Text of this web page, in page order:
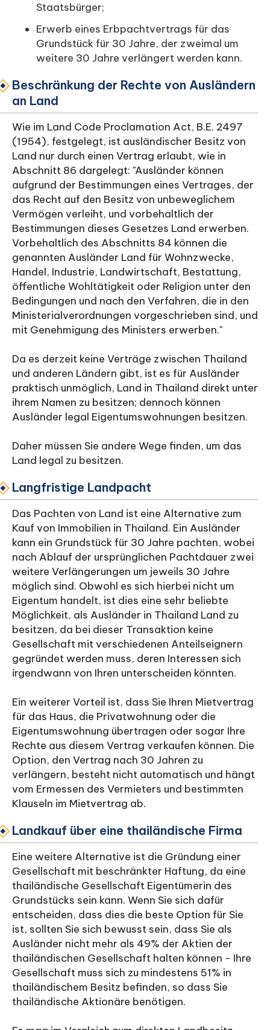
Staatsbürger;
Erwerb eines Erbpachtvertrags für das
Grundstück für 30 Jahre, der zweimal um
weitere 30 Jahre verlängert werden kann.
Beschränkung der Rechte von Ausländern
an Land
Wie im Land Code Proclamation Act, B.E. 2497
(1954), festgelegt, ist ausländischer Besitz von
Land nur durch einen Vertrag erlaubt, wie in
Abschnitt 86 dargelegt: "Ausländer können
aufgrund der Bestimmungen eines Vertrages, der
das Recht auf den Besitz von unbeweglichem
Vermögen verleiht, und vorbehaltlich der
Bestimmungen dieses Gesetzes Land erwerben.
Vorbehaltlich des Abschnitts 84 können die
genannten Ausländer Land für Wohnzwecke,
Handel, Industrie, Landwirtschaft, Bestattung,
öffentliche Wohltätigkeit oder Religion unter den
Bedingungen und nach den Verfahren, die in den
Ministerialverordnungen vorgeschrieben sind, und
mit Genehmigung des Ministers erwerben."
Da es derzeit keine Verträge zwischen Thailand
und anderen Ländern gibt, ist es für Ausländer
praktisch unmöglich, Land in Thailand direkt unter
ihrem Namen zu besitzen; dennoch können
Ausländer legal Eigentumswohnungen besitzen.
Daher müssen Sie andere Wege finden, um das
Land legal zu besitzen.
Langfristige Landpacht
Das Pachten von Land ist eine Alternative zum
Kauf von Immobilien in Thailand. Ein Ausländer
kann ein Grundstück für 30 Jahre pachten, wobei
nach Ablauf der ursprünglichen Pachtdauer zwei
weitere Verlängerungen um jeweils 30 Jahre
möglich sind. Obwohl es sich hierbei nicht um
Eigentum handelt, ist dies eine sehr beliebte
Möglichkeit, als Ausländer in Thailand Land zu
besitzen, da bei dieser Transaktion keine
Gesellschaft mit verschiedenen Anteilseignern
gegründet werden muss, deren Interessen sich
irgendwann von Ihren unterscheiden könnten.
Ein weiterer Vorteil ist, dass Sie Ihren Mietvertrag
für das Haus, die Privatwohnung oder die
Eigentumswohnung übertragen oder sogar Ihre
Rechte aus diesem Vertrag verkaufen können. Die
Option, den Vertrag nach 30 Jahren zu
verlängern, besteht nicht automatisch und hängt
vom Ermessen des Vermieters und bestimmten
Klauseln im Mietvertrag ab.
Landkauf über eine thailändische Firma
Eine weitere Alternative ist die Gründung einer
Gesellschaft mit beschränkter Haftung, da eine
thailändische Gesellschaft Eigentümerin des
Grundstücks sein kann. Wenn Sie sich dafür
entscheiden, dass dies die beste Option für Sie
ist, sollten Sie sich bewusst sein, dass Sie als
Ausländer nicht mehr als 49% der Aktien der
thailändischen Gesellschaft halten können - Ihre
Gesellschaft muss sich zu mindestens 51% in
thailändischem Besitz befinden, so dass Sie
thailändische Aktionäre benötigen.